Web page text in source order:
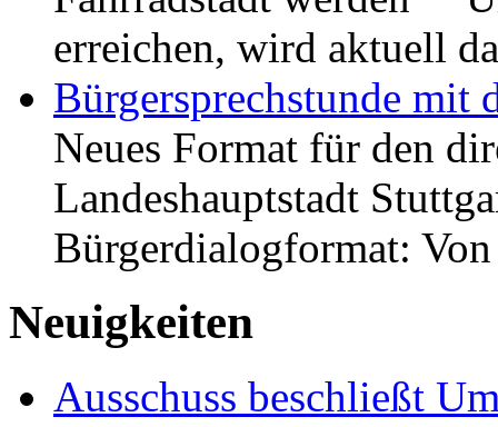
erreichen, wird aktuell
Bürgersprechstunde mit
Neues Format für den
Landeshauptstadt
Bürgerdialogformat:
Neuigkeiten
Ausschuss beschließt